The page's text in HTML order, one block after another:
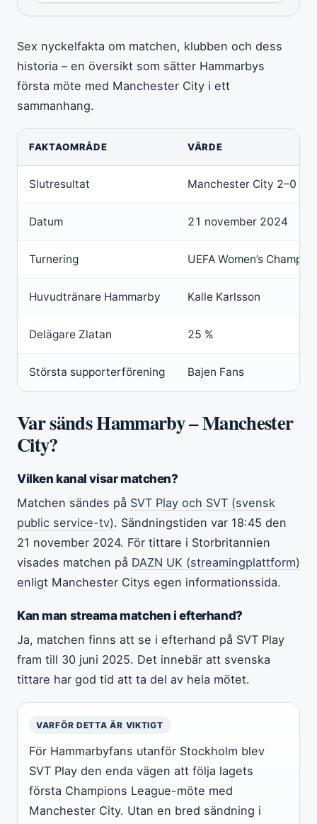
Sex nyckelfakta om matchen, klubben och dess
historia – en översikt som sätter Hammarbys
första möte med Manchester City i ett
sammanhang.
FAKTAOMRÅDE VÄRDE
Slutresultat Manchester City 2–0
Datum 21 november 2024
Turnering UEFA Women’s
Huvudtränare Hammarby Kalle Karlsson
Delägare Zlatan 25 %
Största supporterförening Bajen Fans
Var sänds Hammarby – Manchester
City?
Vilken kanal visar matchen?
Matchen sändes på SVT Play och SVT (svensk
public service-tv). Sändningstiden var 18:45 den
21 november 2024. För tittare i Storbritannien
visades matchen på DAZN UK (streamingplattform)
enligt Manchester Citys egen informationssida.
Kan man streama matchen i efterhand?
Ja, matchen finns att se i efterhand på SVT Play
fram till 30 juni 2025. Det innebär att svenska
tittare har god tid att ta del av hela mötet.
VARFÖR DETTA ÄR VIKTIGT
För Hammarbyfans utanför Stockholm blev
SVT Play den enda vägen att följa lagets
första Champions League-möte med
Manchester City. Utan en bred sändning i